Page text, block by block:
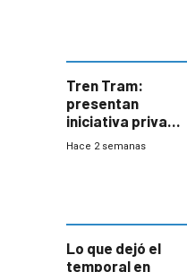
Tren Tram:
presentan
iniciativa privada
para una red de
Hace 2 semanas
Lo que dejó el
temporal en